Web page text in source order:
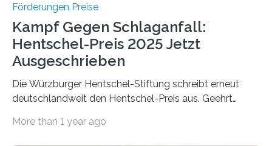
Förderungen Preise
Kampf Gegen Schlaganfall:
Hentschel-Preis 2025 Jetzt
Ausgeschrieben
Die Würzburger Hentschel-Stiftung schreibt erneut
deutschlandweit den Hentschel-Preis aus. Geehrt
hochrangige wissenschaftliche Publikation zum Thema
More than 1 year ago